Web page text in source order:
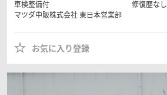
車検整備付
修復歴なし
マツダ中販株式会社 東日本営業部
お気に入り登録